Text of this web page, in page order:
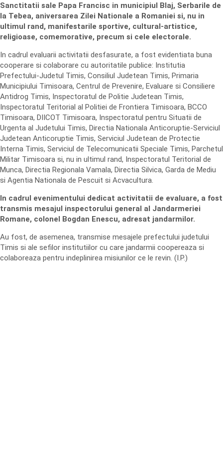
Sanctitatii sale Papa Francisc in municipiul Blaj, Serbarile de
la Tebea, aniversarea Zilei Nationale a Romaniei si, nu in
ultimul rand, manifestarile sportive, cultural-artistice,
religioase, comemorative, precum si cele electorale.
In cadrul evaluarii activitatii desfasurate, a fost evidentiata buna
cooperare si colaborare cu autoritatile publice: Institutia
Prefectului-Judetul Timis, Consiliul Judetean Timis, Primaria
Municipiului Timisoara, Centrul de Prevenire, Evaluare si Consiliere
Antidrog Timis, Inspectoratul de Politie Judetean Timis,
Inspectoratul Teritorial al Politiei de Frontiera Timisoara, BCCO
Timisoara, DIICOT Timisoara, Inspectoratul pentru Situatii de
Urgenta al Judetului Timis, Directia Nationala Anticoruptie-Serviciul
Judetean Anticoruptie Timis, Serviciul Judetean de Protectie
Interna Timis, Serviciul de Telecomunicatii Speciale Timis, Parchetul
Militar Timisoara si, nu in ultimul rand, Inspectoratul Teritorial de
Munca, Directia Regionala Vamala, Directia Silvica, Garda de Mediu
si Agentia Nationala de Pescuit si Acvacultura.
In cadrul evenimentului dedicat activitatii de evaluare, a fost
transmis mesajul inspectorului general al Jandarmeriei
Romane, colonel Bogdan Enescu, adresat jandarmilor.
Au fost, de asemenea, transmise mesajele prefectului judetului
Timis si ale sefilor institutiilor cu care jandarmii coopereaza si
colaboreaza pentru indeplinirea misiunilor ce le revin. (I.P.)